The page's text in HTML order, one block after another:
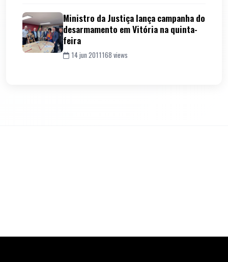
Ministro da Justiça lança campanha do
desarmamento em Vitória na quinta-
feira
14 jun 2011168 views